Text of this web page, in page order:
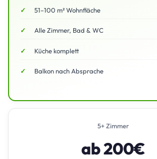
51–100 m² Wohnfläche
Alle Zimmer, Bad & WC
Küche komplett
Balkon nach Absprache
5+ Zimmer
ab 200€